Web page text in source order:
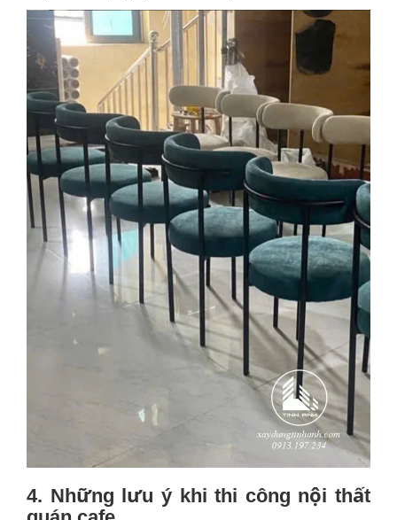
4. Những lưu ý khi thi công nội thất